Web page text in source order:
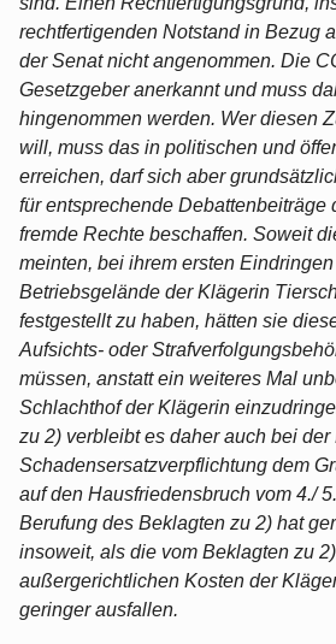
rechtfertigenden Notstand in Bezug
der Senat nicht angenommen. Die
Gesetzgeber anerkannt und muss
hingenommen werden. Wer diesen
will, muss das in politischen und
erreichen, darf sich aber
für entsprechende Debattenbeiträge
fremde Rechte beschaffen. Soweit
meinten, bei ihrem ersten
Betriebsgelände der Klägerin
festgestellt zu haben, hätten sie
Aufsichts- oder
müssen, anstatt ein weiteres Mal
Schlachthof der Klägerin
zu 2) verbleibt es daher auch bei
Schadensersatzverpflichtung dem
auf den Hausfriedensbruch vom 4./
Berufung des Beklagten zu 2) hat
insoweit, als die vom Beklagten zu
außergerichtlichen Kosten der
geringer ausfallen.